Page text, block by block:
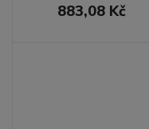
883,08 Kč